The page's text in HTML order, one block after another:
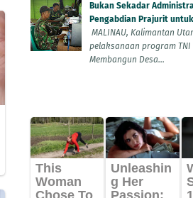
Bukan Sekadar
Pengabdian Prajurit
MALINAU, Kalimantan
pelaksanaan program TNI
Membangun Desa...